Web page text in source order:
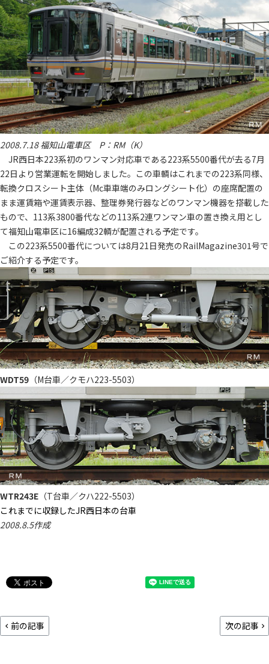
2008.7.18 福知山電車区 P：RM（K）
JR西日本223系初のワンマン対応車である223系5500番代が去る7月
22日より営業運転を開始しました。この車輌はこれまでの223系同様、
転換クロスシート主体（Mc車車端のみロングシート化）の座席配置の
まま運賃箱や運賃表示器、整理券発行器などのワンマン機器を搭載した
もので、113系3800番代などの113系2連ワンマン車の置き換え用とし
て福知山電車区に16編成32輌が配置される予定です。
この223系5500番代については8月21日発売のRailMagazine301号で
ご紹介する予定です。
WDT59 （M台車／クモハ223-5503）
WTR243E （T台車／クハ222-5503）
これまでに収録したJR西日本の台車
2008.8.5作成
前の記事 次の記事